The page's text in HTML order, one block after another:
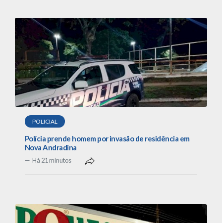
POLICIAL
Polícia prende homem por invasão de residência em
Nova Andradina
Há 21 minutos